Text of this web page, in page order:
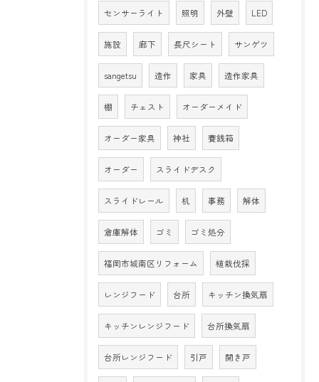
センサーライト 照明 外壁 LED
施設 廊下 長尺シート サンゲツ
sangetsu 造作 家具 造作家具
棚 チェスト オーダーメイド
オーダー家具 神社 賽銭箱
オーダー スライドデスク
スライドレール 机 事務 解体
倉庫解体 ゴミ ゴミ処分
福岡市城南区リフォーム 植栽伐採
レンジフード 台所 キッチン換気扇
キッチンレンジフード 台所換気扇
台所レンジフード 引戸 開き戸